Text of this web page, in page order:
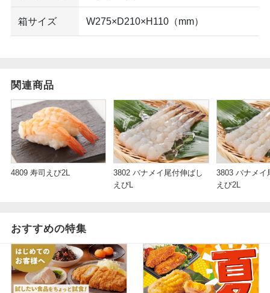
箱サイズ W275×D210×H110（mm）
関連商品
4809 寿司えび2L
3802 バナメイ尾付伸ばし
えびL
3803 バナメイ
えび2L
おすすめの特集